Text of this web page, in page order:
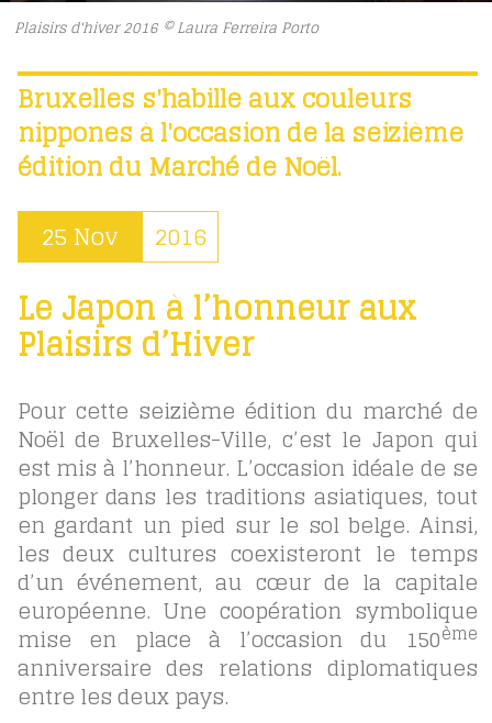
Plaisirs d'hiver 2016 © Laura Ferreira Porto
Bruxelles s'habille aux couleurs
nippones à l'occasion de la seizième
édition du Marché de Noël.
25 Nov 2016
Le Japon à l’honneur aux
Plaisirs d’Hiver
Pour cette seizième édition du marché de
Noël de Bruxelles-Ville, c’est le Japon qui
est mis à l’honneur. L’occasion idéale de se
plonger dans les traditions asiatiques, tout
en gardant un pied sur le sol belge. Ainsi,
les deux cultures coexisteront le temps
d’un événement, au cœur de la capitale
européenne. Une coopération symbolique
mise en place à l’occasion du 150ème
anniversaire des relations diplomatiques
entre les deux pays.